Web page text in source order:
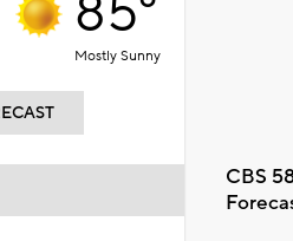
85°
Mostly Sunny
CBS